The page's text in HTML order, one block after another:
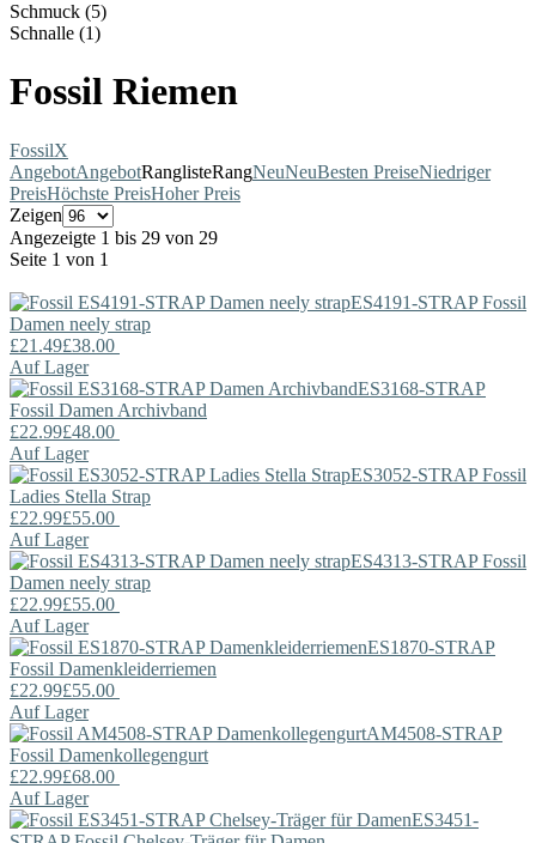
Schmuck (5)
Schnalle (1)
Fossil Riemen
FossilX
AngebotAngebotRanglisteRangNeuNeuBesten PreiseNiedriger
PreisHöchste PreisHoher Preis
Zeigen
Angezeigte 1 bis 29 von 29
Seite 1 von 1
ES4191-STRAPFossil
Damen neely strap
£21.49£38.00
Auf Lager
ES3168-STRAP
Fossil Damen Archivband
£22.99£48.00
Auf Lager
ES3052-STRAPFossil
Ladies Stella Strap
£22.99£55.00
Auf Lager
ES4313-STRAPFossil
Damen neely strap
£22.99£55.00
Auf Lager
ES1870-STRAP
Fossil Damenkleiderriemen
£22.99£55.00
Auf Lager
AM4508-STRAP
Fossil Damenkollegengurt
£22.99£68.00
Auf Lager
ES3451-